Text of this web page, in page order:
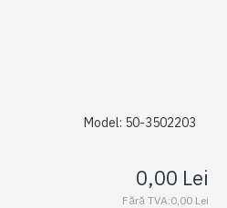
Model: 50-3502203
0,00 Lei
Fără TVA:0,00 Lei